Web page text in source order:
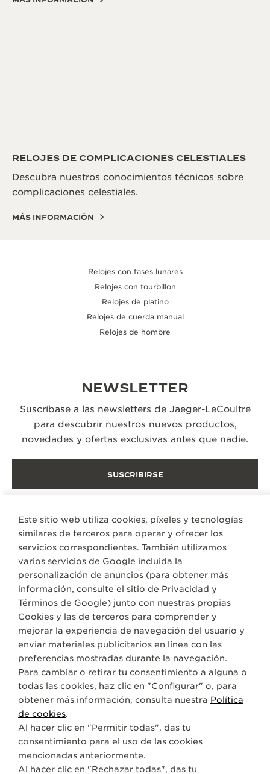
RELOJES DE COMPLICACIONES CELESTIALES
Descubra nuestros conocimientos técnicos sobre
complicaciones celestiales.
MÁS INFORMACIÓN
Relojes con fases lunares
Relojes con tourbillon
Relojes de platino
Relojes de cuerda manual
Relojes de hombre
NEWSLETTER
Suscríbase a las newsletters de Jaeger-LeCoultre
para descubrir nuestros nuevos productos,
novedades y ofertas exclusivas antes que nadie.
SUSCRIBIRSE
MAESTROS EN COMPLICACIONES
RELOJ CON TOURBILLON MULTIEJES
IR A LA PÁGINA DE INSTAGRAM DE JAEGER-
IR A LA PÁGINA DE LINKEDIN DE
IR A LA PÁGINA DE FACEBOOK DE
IR A LA PÁGINA DE YOUTUBE
IR A LA PÁGINA DE
IR A LA PÁGINA DE
SUSCRIBIRSE A LA NEWSLETTER
ACERCA DE NOSOTROS
SERVICIOS
CONTACTO
Este sitio web utiliza cookies, píxeles y tecnologías
similares de terceros para operar y ofrecer los
servicios correspondientes. También utilizamos
varios servicios de Google incluida la
personalización de anuncios (para obtener más
información, consulte el sitio de Privacidad y
Términos de Google) junto con nuestras propias
Cookies y las de terceros para comprender y
mejorar la experiencia de navegación del usuario y
enviar materiales publicitarios en línea con las
preferencias mostradas durante la navegación.
Para cambiar o retirar tu consentimiento a alguna o
todas las cookies, haz clic en "Configurar" o, para
obtener más información, consulta nuestra Política
de cookies.
Al hacer clic en "Permitir todas", das tu
consentimiento para el uso de las cookies
mencionadas anteriormente.
Al hacer clic en "Rechazar todas", das tu